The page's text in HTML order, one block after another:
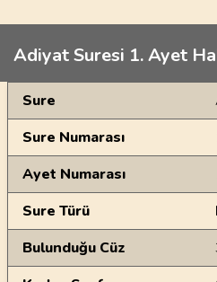
Adiyat Suresi 1. Ayet
Genel Bilgiler
Sure
Sure Numarası
Ayet Numarası
Sure Türü
Bulunduğu Cüz